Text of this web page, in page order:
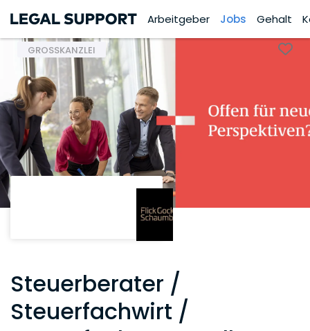
Arbeitgeber Jobs Gehalt
GROSSKANZLEI
Steuerberater /
Steuerfachwirt /